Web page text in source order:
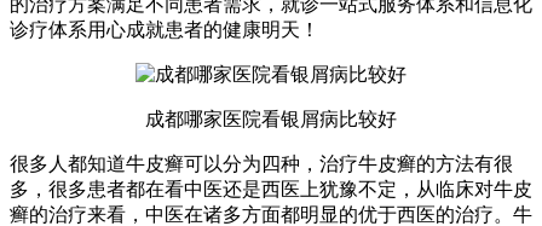
诊疗体系用心成就患者的健康明天！
成都哪家医院看银屑病比较好
很多人都知道牛皮癣可以分为四种，治疗牛皮癣的方法有很
多，很多患者都在看中医还是西医上犹豫不定，从临床对牛皮
癣的治疗来看，中医在诸多方面都明显的优于西医的治疗。牛